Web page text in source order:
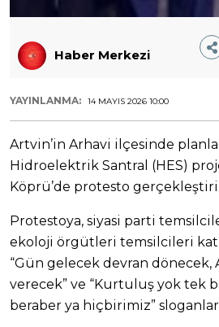
Haber Merkezi
YAYINLANMA: 14 MAYIS 2026 10:00
Artvin’in Arhavi ilçesinde
Hidroelektrik Santral (HES)
Köprü’de protesto
Protestoya, siyasi parti
ekoloji örgütleri temsilcileri
“Gün gelecek devran dönecek,
verecek” ve “Kurtuluş yok tek
beraber ya hiçbirimiz”